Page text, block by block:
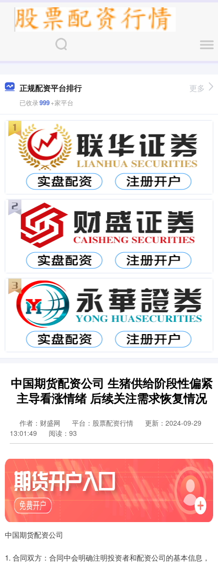
正规配资平台排行
已收录999+家平台
更多
中国期货配资公司 生猪供给阶段性偏紧
主导看涨情绪 后续关注需求恢复情况
作者：财盛网 平台：股票配资行情
更新：2024-09-29
13:01:49
阅读：93
中国期货配资公司
1. 合同双方：合同中会明确注明投资者和配资公司的基本信息，